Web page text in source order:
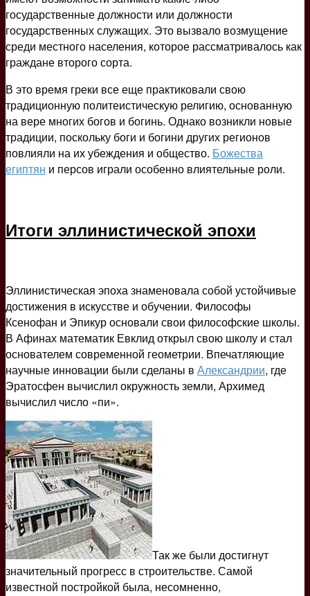
государственные должности или должности
государственных служащих. Это вызвало возмущение
среди местного населения, которое рассматривалось как
граждане второго сорта.
В это время греки все еще практиковали свою
традиционную политеистическую религию, основанную
на вере многих богов и богинь. Однако возникли новые
традиции, поскольку боги и богини других регионов
повлияли на их убеждения и общество. Божества
египтян и персов играли особенно влиятельные роли.
Итоги эллинистической эпохи
Эллинистическая эпоха знаменовала собой устойчивые
достижения в искусстве и обучении. Философы
Ксенофан и Эпикур основали свои философские школы.
В Афинах математик Евклид открыл свою школу и стал
основателем современной геометрии. Впечатляющие
научные инновации были сделаны в Александрии, где
Эратосфен вычислил окружность земли, Архимед
вычислил число «пи».
Так же были достигнут
значительный прогресс в строительстве. Самой
известной постройкой была, несомненно,